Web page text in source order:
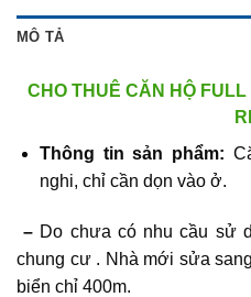
MÔ TẢ
CHO THUÊ CĂN HỘ
Thông tin sản phẩm:
nghi, chỉ cần dọn vào ở.
– Do chưa có nhu cầu sử
chung cư . Nhà mới sửa
biển chỉ 400m.